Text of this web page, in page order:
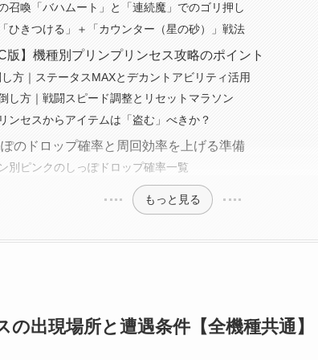
召喚「バハムート」と「連続魔」でのゴリ押し
ひきつける」＋「カウンター（星の砂）」戦法
版】機種別プリンプリンセス攻略のポイント
方｜ステータスMAXとデカントアビリティ活用
し方｜戦闘スピード調整とリセットマラソン
ンセスからアイテムは「盗む」べきか？
のドロップ確率と周回効率を上げる準備
別ピンクのしっぽドロップ確率一覧
もっと見る
出現場所と遭遇条件【全機種共通】